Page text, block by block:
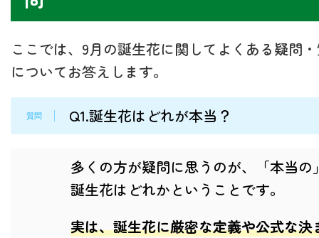
ここでは、9月の誕生花に関してよくある疑問
についてお答えします。
Q1.誕生花はどれが本当？
多くの方が疑問に思うのが、「本当の
誕生花はどれかということです。
実は、誕生花に厳密な定義や公式な決